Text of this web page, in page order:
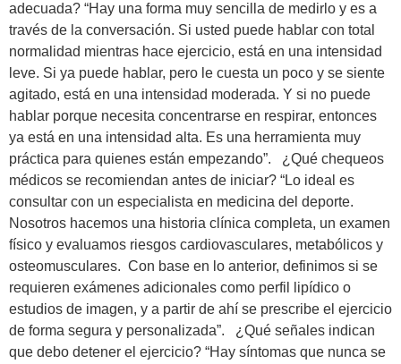
adecuada? “Hay una forma muy sencilla de medirlo y es a
través de la conversación. Si usted puede hablar con total
normalidad mientras hace ejercicio, está en una intensidad
leve. Si ya puede hablar, pero le cuesta un poco y se siente
agitado, está en una intensidad moderada. Y si no puede
hablar porque necesita concentrarse en respirar, entonces
ya está en una intensidad alta. Es una herramienta muy
práctica para quienes están empezando”. ¿Qué chequeos
médicos se recomiendan antes de iniciar? “Lo ideal es
consultar con un especialista en medicina del deporte.
Nosotros hacemos una historia clínica completa, un examen
físico y evaluamos riesgos cardiovasculares, metabólicos y
osteomusculares. Con base en lo anterior, definimos si se
requieren exámenes adicionales como perfil lipídico o
estudios de imagen, y a partir de ahí se prescribe el ejercicio
de forma segura y personalizada”. ¿Qué señales indican
que debo detener el ejercicio? “Hay síntomas que nunca se